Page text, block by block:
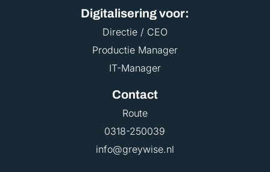
Digitalisering voor:
Directie / CEO
Productie Manager
IT-Manager
Contact
Route
0318-250039
info@greywise.nl